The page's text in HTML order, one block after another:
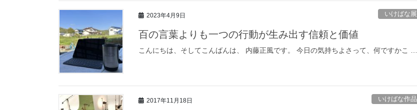
2023年4月9日 いけばな展
百の言葉よりも一つの行動が生み出す信頼と価値
こんにちは、そしてこんばんは、 内藤正風です。 今日の気持ちよさって、何ですかこ …
2017年11月18日 いけばな作品